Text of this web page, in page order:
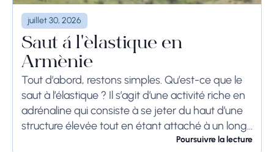
juillet 30, 2026
Saut à l'élastique en
Arménie
Tout d’abord, restons simples. Qu’est-ce que le
saut à l’élastique ? Il s’agit d’une activité riche en
adrénaline qui consiste à se jeter du haut d’une
structure élevée tout en étant attaché à un long
Poursuivre la lecture